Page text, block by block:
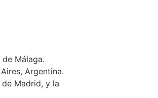
Málaga.
Argentina.
Madrid, y la